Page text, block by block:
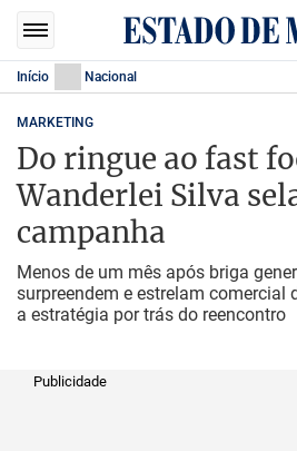
Início Nacional
MARKETING
Do ringue ao fast
Wanderlei Silva
campanha
Menos de um mês após briga
surpreendem e estrelam comercial
a estratégia por trás do reencontro
Publicidade